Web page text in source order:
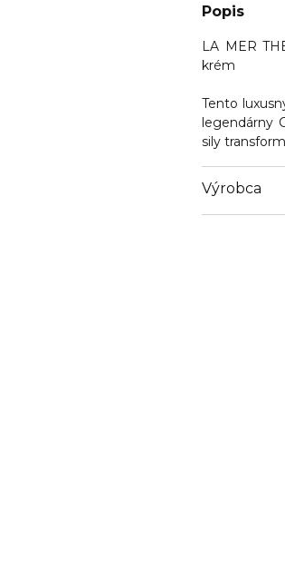
Popis
LA MER
krém
Tento
legendárny
sily
Výrobca